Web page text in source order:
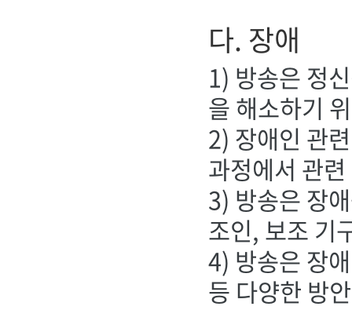
다. 장애
1) 방송은 정
을 해소하기
2) 장애인 관
과정에서 관
3) 방송은 장
조인, 보조 기
4) 방송은 장
등 다양한 방